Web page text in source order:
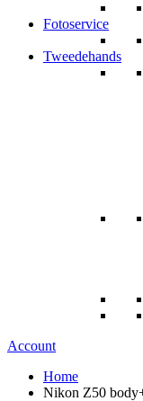
Fotoservice
Tweedehands
Account
Home
Nikon Z50